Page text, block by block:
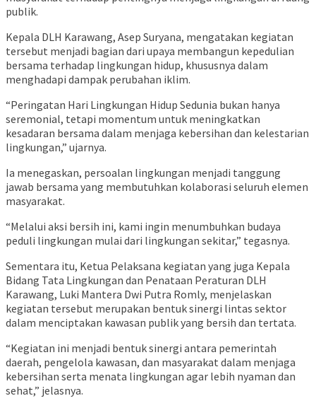
publik.
Kepala DLH Karawang, Asep Suryana, mengatakan kegiatan
tersebut menjadi bagian dari upaya membangun kepedulian
bersama terhadap lingkungan hidup, khususnya dalam
menghadapi dampak perubahan iklim.
“Peringatan Hari Lingkungan Hidup Sedunia bukan hanya
seremonial, tetapi momentum untuk meningkatkan
kesadaran bersama dalam menjaga kebersihan dan kelestarian
lingkungan,” ujarnya.
Ia menegaskan, persoalan lingkungan menjadi tanggung
jawab bersama yang membutuhkan kolaborasi seluruh elemen
masyarakat.
“Melalui aksi bersih ini, kami ingin menumbuhkan budaya
peduli lingkungan mulai dari lingkungan sekitar,” tegasnya.
Sementara itu, Ketua Pelaksana kegiatan yang juga Kepala
Bidang Tata Lingkungan dan Penataan Peraturan DLH
Karawang, Luki Mantera Dwi Putra Romly, menjelaskan
kegiatan tersebut merupakan bentuk sinergi lintas sektor
dalam menciptakan kawasan publik yang bersih dan tertata.
“Kegiatan ini menjadi bentuk sinergi antara pemerintah
daerah, pengelola kawasan, dan masyarakat dalam menjaga
kebersihan serta menata lingkungan agar lebih nyaman dan
sehat,” jelasnya.